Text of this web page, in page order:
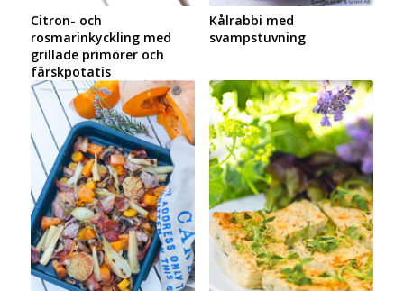
Citron- och
rosmarinkyckling med
grillade primörer och
färskpotatis
Kålrabbi med
svampstuvning